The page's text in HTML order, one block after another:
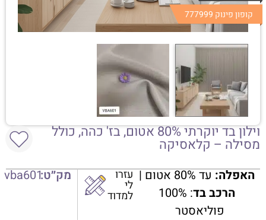
קופון פינוק 777999
וילון בד יוקרתי 80% אטום, בז' כהה, כולל
מסילה – קלאסיקה
האפלה:עד 80% אטום |
הרכב בד : 100%
פוליאסטר
עזרו
לי
למדוד
מק״ט:vba601